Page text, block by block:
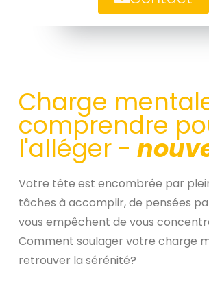
Charge
comprendre
l'alléger -
Votre tête est encombrée par
tâches à accomplir, de pensées
vous empêchent de vous
Comment soulager votre charge
retrouver la sérénité?